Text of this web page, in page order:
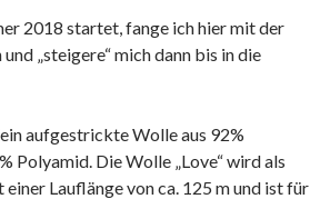
2018 startet, fange ich hier mit der
„steigere“ mich dann bis in die
aufgestrickte Wolle aus 92%
Polyamid. Die Wolle „Love“ wird als
Lauflänge von ca. 125 m und ist für